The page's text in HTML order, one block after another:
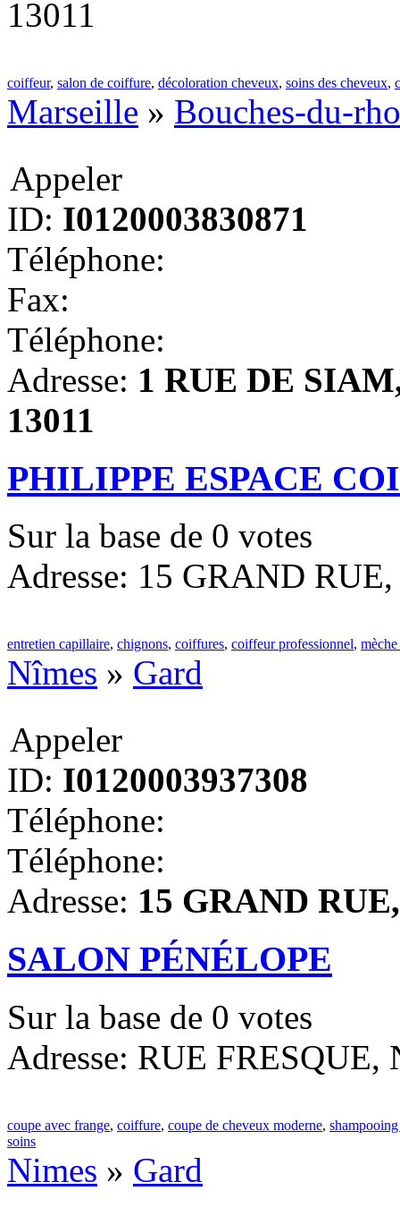
13011
coiffeur, salon de coiffure, décoloration cheveux, soins des cheveux,
Marseille » Bouches-du-
Appeler
ID: I0120003830871
Téléphone:
Fax:
Téléphone:
Adresse: 1 RUE DE
13011
PHILIPPE ESPACE
Sur la base de 0 votes
Adresse: 15 GRAND
entretien capillaire, chignons, coiffures, coiffeur professionnel,
Nîmes » Gard
Appeler
ID: I0120003937308
Téléphone:
Téléphone:
Adresse: 15 GRAND
SALON PÉNÉLOPE
Sur la base de 0 votes
Adresse: RUE FRESQUE,
coupe avec frange, coiffure, coupe de cheveux moderne,
soins
Nimes » Gard